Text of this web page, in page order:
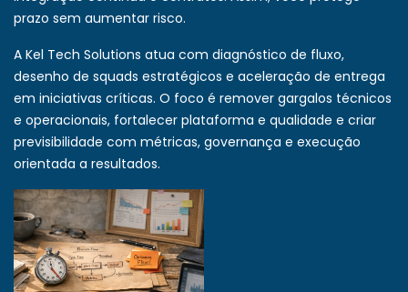
prazo sem aumentar risco.
A Kel Tech Solutions atua com diagnóstico de fluxo,
desenho de squads estratégicos e aceleração de entrega
em iniciativas críticas. O foco é remover gargalos técnicos
e operacionais, fortalecer plataforma e qualidade e criar
previsibilidade com métricas, governança e execução
orientada a resultados.